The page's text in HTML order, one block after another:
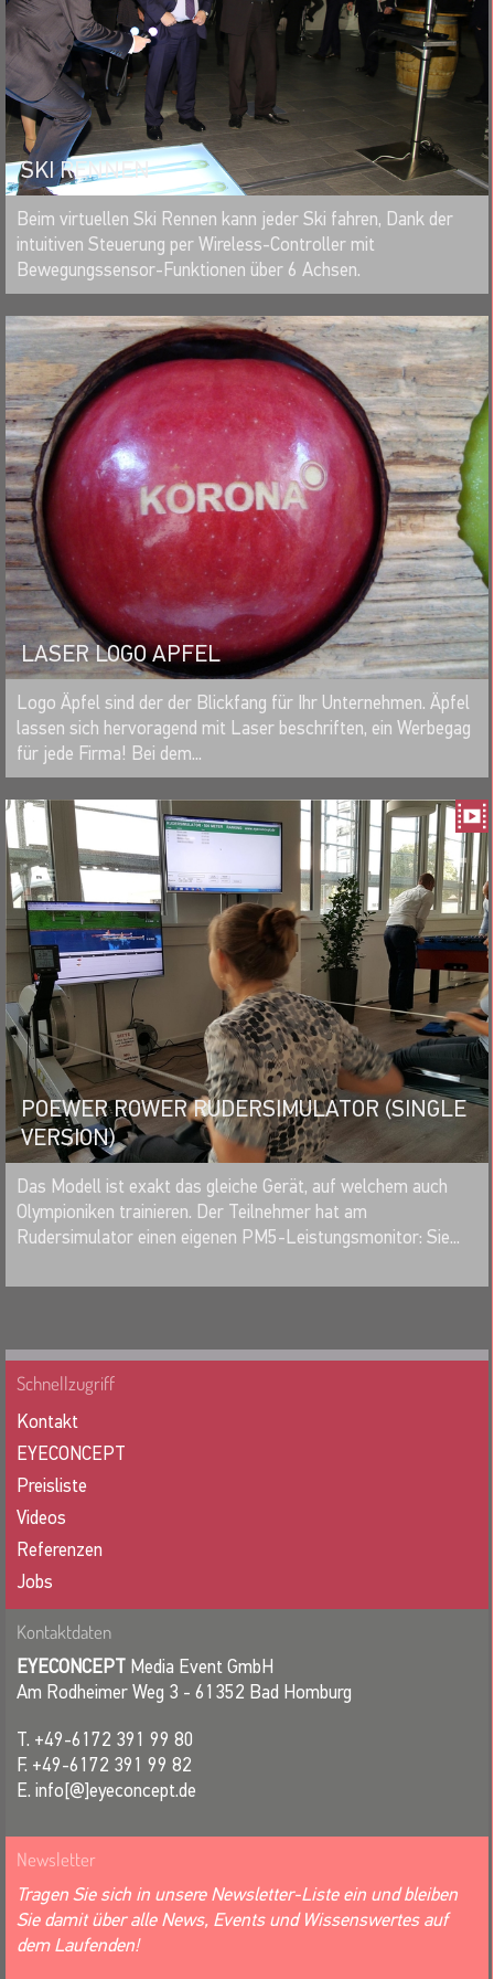
SKI RENNEN
MERKEN
Beim virtuellen Ski Rennen kann jeder Ski fahren, Dank der
intuitiven Steuerung per Wireless-Controller mit
Bewegungssensor-Funktionen über 6 Achsen.
LASER LOGO APFEL
MERKEN
Logo Äpfel sind der der Blickfang für Ihr Unternehmen. Äpfel
lassen sich hervoragend mit Laser beschriften, ein Werbegag
für jede Firma! Bei dem...
POEWER ROWER RUDERSIMULATOR (SINGLE
VERSION)
MERKEN
Das Modell ist exakt das gleiche Gerät, auf welchem auch
Olympioniken trainieren. Der Teilnehmer hat am
Rudersimulator einen eigenen PM5-Leistungsmonitor: Sie...
Schnellzugriff
Kontakt
EYECONCEPT
Preisliste
Videos
Referenzen
Jobs
Kontaktdaten
EYECONCEPT Media Event GmbH
Am Rodheimer Weg 3 - 61352 Bad Homburg
T. +49-6172 391 99 80
F. +49-6172 391 99 82
E. info[@]eyeconcept.de
Newsletter
Tragen Sie sich in unsere Newsletter-Liste ein und bleiben
Sie damit über alle News, Events und Wissenswertes auf
dem Laufenden!